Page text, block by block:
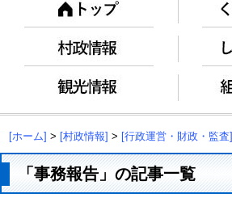
[ホーム] > [村政情報] > [行政運営・財政・監査]
「事務報告」の記事一覧